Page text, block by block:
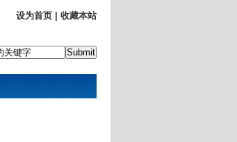
设为首页 收藏本站